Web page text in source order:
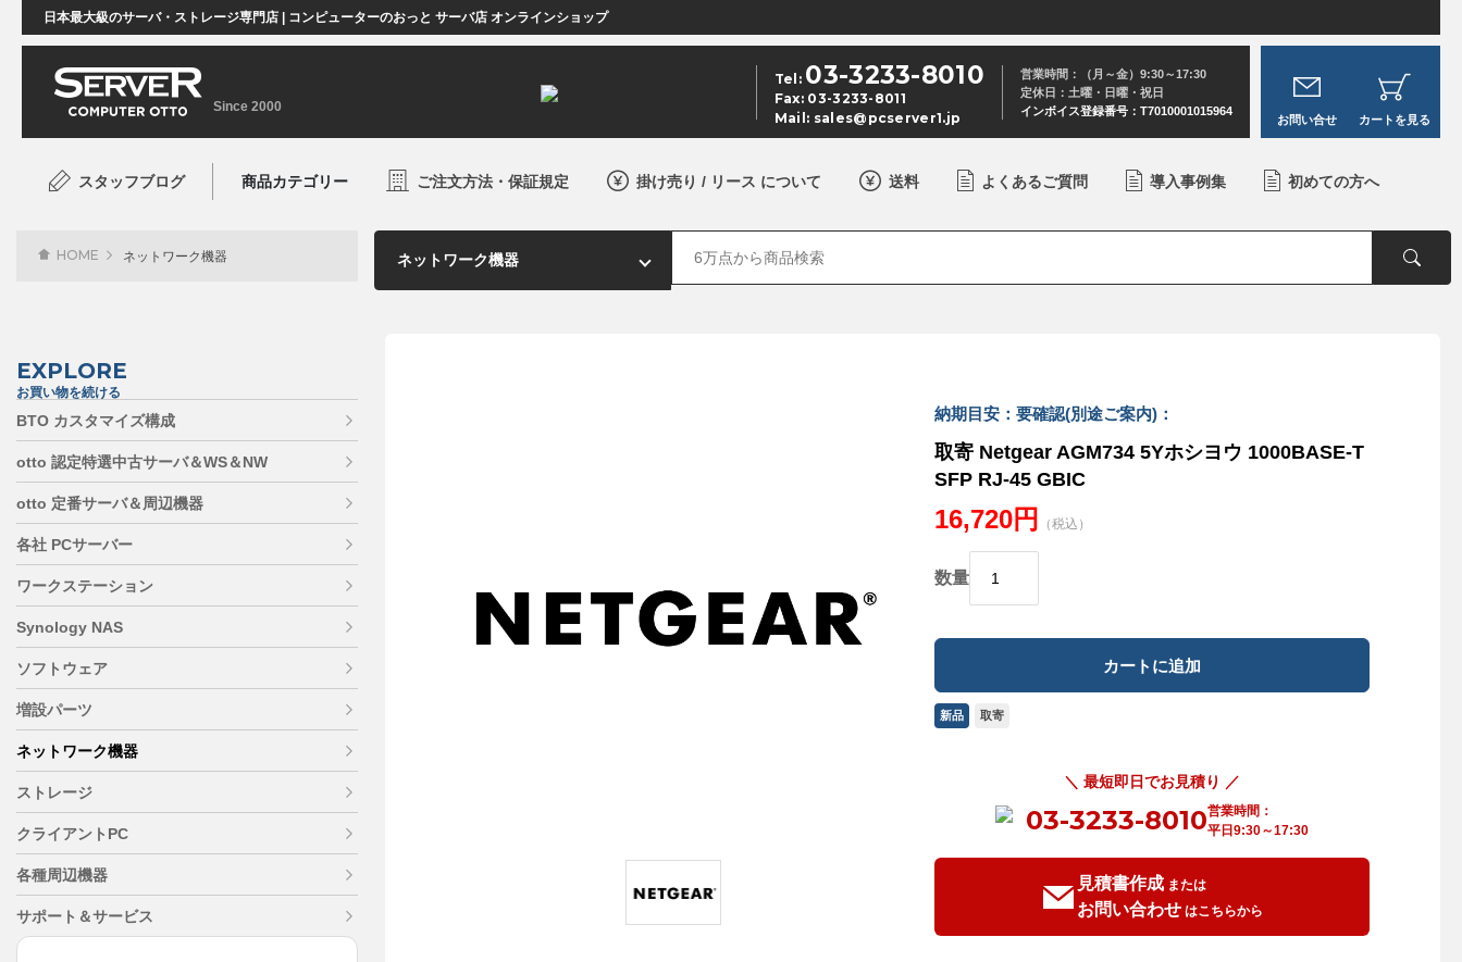
日本最大級のサーバ・ストレージ専門店 | コンピューターのおっと サーバ店 オンラインショップ
Since 2000
Tel: 03-3233-8010
Fax: 03-3233-8011
Mail: sales@pcserver1.jp
営業時間：（月～金）9:30～17:30
定休日：土曜・日曜・祝日
インボイス登録番号：T7010001015964
お問い合せ カートを見る
スタッフブログ 商品カテゴリー ご注文方法・保証規定 掛け売り / リース について 送料 よくあるご質問 導入事例集 初めての方へ
納期目安：要確認(別途ご案内)：
取寄 Netgear AGM734 5Yホシヨウ 1000BASE-T
SFP RJ-45 GBIC
16,720円 （税込）
数量
新品 取寄
＼ 最短即日でお見積り ／
03-3233-8010営業時間：
平日9:30～17:30
見積書作成 または
お問い合わせ はこちらから
HOME ネットワーク機器
EXPLORE
お買い物を続ける
BTO カスタマイズ構成
otto 認定特選中古サーバ＆WS＆NW
otto 定番サーバ＆周辺機器
各社 PCサーバー
ワークステーション
Synology NAS
ソフトウェア
増設パーツ
ネットワーク機器
ストレージ
クライアントPC
各種周辺機器
サポート＆サービス